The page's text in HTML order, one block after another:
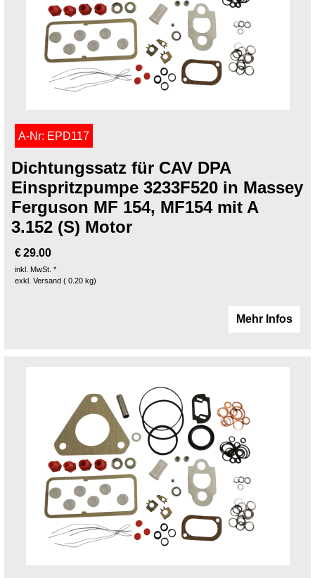
A-Nr: EPD117
Dichtungssatz für CAV DPA
Einspritzpumpe 3233F520 in Massey
Ferguson MF 154, MF154 mit A
3.152 (S) Motor
€29.00
inkl. MwSt. *
exkl. Versand
0.20 kg
Mehr Infos